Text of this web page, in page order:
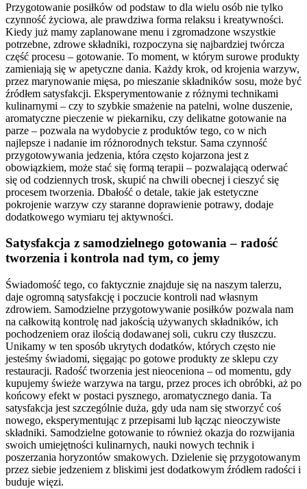
Przygotowanie posiłków od podstaw to dla wielu osób nie tylko
czynność życiowa, ale prawdziwa forma relaksu i kreatywności.
Kiedy już mamy zaplanowane menu i zgromadzone wszystkie
potrzebne, zdrowe składniki, rozpoczyna się najbardziej twórcza
część procesu – gotowanie. To moment, w którym surowe produkty
zamieniają się w apetyczne dania. Każdy krok, od krojenia warzyw,
przez marynowanie mięsa, po mieszanie składników sosu, może być
źródłem satysfakcji. Eksperymentowanie z różnymi technikami
kulinarnymi – czy to szybkie smażenie na patelni, wolne duszenie,
aromatyczne pieczenie w piekarniku, czy delikatne gotowanie na
parze – pozwala na wydobycie z produktów tego, co w nich
najlepsze i nadanie im różnorodnych tekstur. Sama czynność
przygotowywania jedzenia, która często kojarzona jest z
obowiązkiem, może stać się formą terapii – pozwalającą oderwać
się od codziennych trosk, skupić na chwili obecnej i cieszyć się
procesem tworzenia. Dbałość o detale, takie jak estetyczne
pokrojenie warzyw czy staranne doprawienie potrawy, dodaje
dodatkowego wymiaru tej aktywności.
Satysfakcja z samodzielnego gotowania – radość
tworzenia i kontrola nad tym, co jemy
Świadomość tego, co faktycznie znajduje się na naszym talerzu,
daje ogromną satysfakcję i poczucie kontroli nad własnym
zdrowiem. Samodzielne przygotowywanie posiłków pozwala nam
na całkowitą kontrolę nad jakością używanych składników, ich
pochodzeniem oraz ilością dodawanej soli, cukru czy tłuszczu.
Unikamy w ten sposób ukrytych dodatków, których często nie
jesteśmy świadomi, sięgając po gotowe produkty ze sklepu czy
restauracji. Radość tworzenia jest nieoceniona – od momentu, gdy
kupujemy świeże warzywa na targu, przez proces ich obróbki, aż po
końcowy efekt w postaci pysznego, aromatycznego dania. Ta
satysfakcja jest szczególnie duża, gdy uda nam się stworzyć coś
nowego, eksperymentując z przepisami lub łącząc nieoczywiste
składniki. Samodzielne gotowanie to również okazja do rozwijania
swoich umiejętności kulinarnych, nauki nowych technik i
poszerzania horyzontów smakowych. Dzielenie się przygotowanym
przez siebie jedzeniem z bliskimi jest dodatkowym źródłem radości i
buduje więzi.